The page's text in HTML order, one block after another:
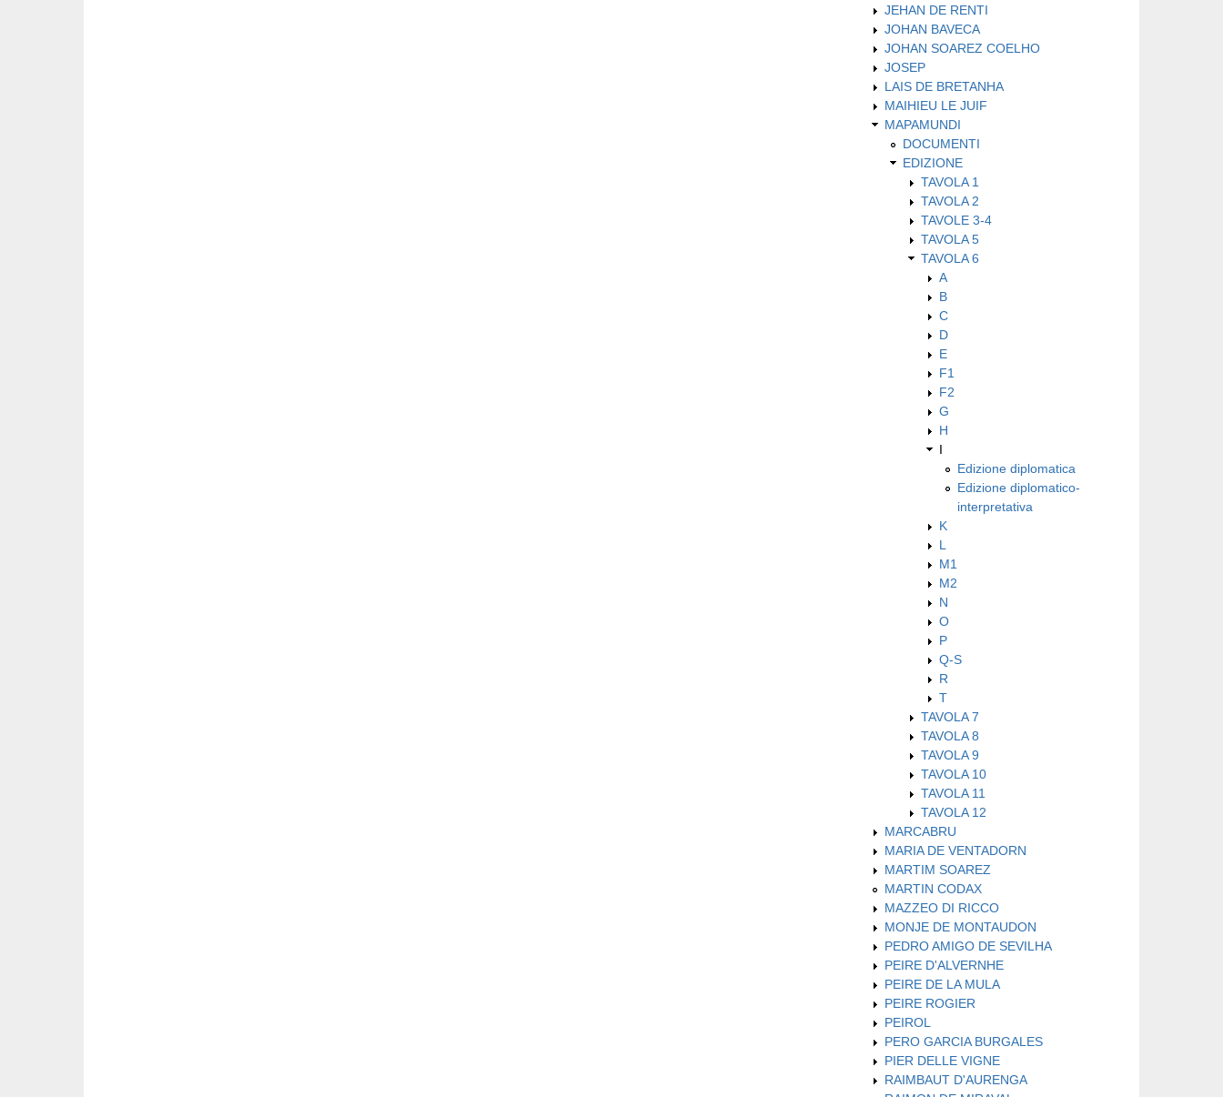
JEHAN DE RENTI
JOHAN BAVECA
JOHAN SOAREZ COELHO
JOSEP
LAIS DE BRETANHA
MAIHIEU LE JUIF
MAPAMUNDI
DOCUMENTI
EDIZIONE
TAVOLA 1
TAVOLA 2
TAVOLE 3-4
TAVOLA 5
TAVOLA 6
A
B
C
D
E
F1
F2
G
H
I
Edizione diplomatica
Edizione diplomatico-
interpretativa
K
L
M1
M2
N
O
P
Q-S
R
T
TAVOLA 7
TAVOLA 8
TAVOLA 9
TAVOLA 10
TAVOLA 11
TAVOLA 12
MARCABRU
MARIA DE VENTADORN
MARTIM SOAREZ
MARTIN CODAX
MAZZEO DI RICCO
MONJE DE MONTAUDON
PEDRO AMIGO DE SEVILHA
PEIRE D'ALVERNHE
PEIRE DE LA MULA
PEIRE ROGIER
PEIROL
PERO GARCIA BURGALES
PIER DELLE VIGNE
RAIMBAUT D'AURENGA